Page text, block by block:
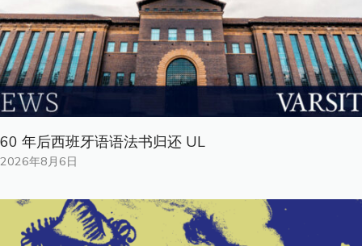
60 年后西班牙语语法书归还 UL
2026年8月6日